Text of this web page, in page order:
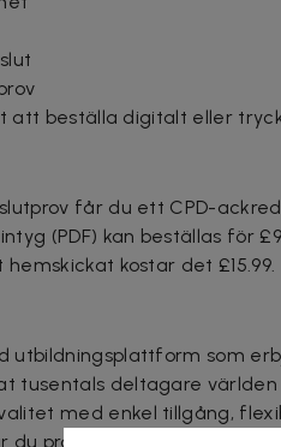
att beställa digitalt eller
får du ett CPD-
(PDF) kan beställas för
kostar det £15.99.
utbildningsplattform som
tusentals deltagare
med enkel tillgång,
du praktiska färdigheter